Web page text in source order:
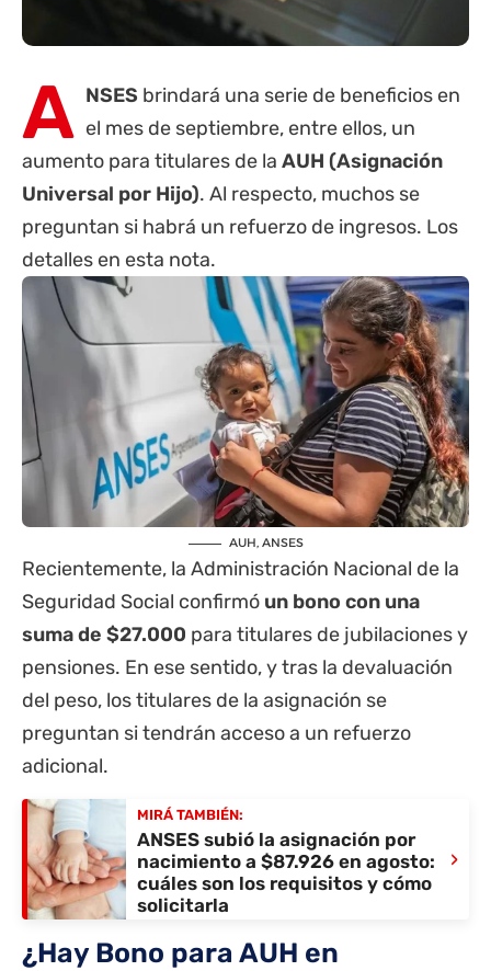
A NSES brindará una serie de beneficios en
el mes de septiembre, entre ellos, un
aumento para titulares de la AUH (Asignación
Universal por Hijo). Al respecto, muchos se
preguntan si habrá un refuerzo de ingresos. Los
detalles en esta nota.
AUH, ANSES
Recientemente, la Administración Nacional de la
Seguridad Social confirmó un bono con una
suma de $27.000 para titulares de jubilaciones y
pensiones. En ese sentido, y tras la devaluación
del peso, los titulares de la asignación se
preguntan si tendrán acceso a un refuerzo
adicional.
MIRÁ TAMBIÉN:
ANSES subió la asignación por
nacimiento a $87.926 en agosto:
cuáles son los requisitos y cómo
solicitarla
›
¿Hay Bono para AUH en